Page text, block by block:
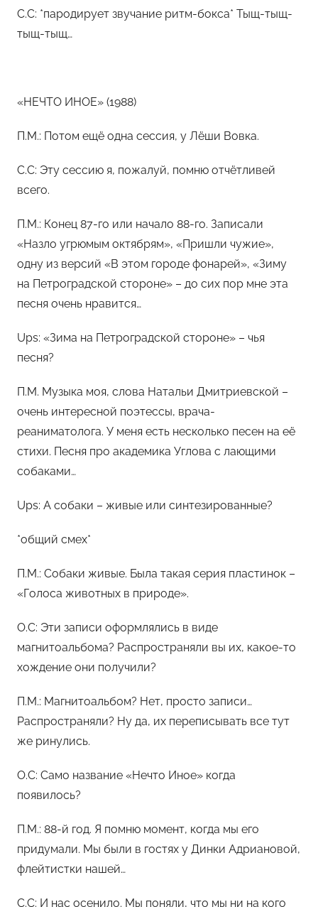
С.С: *пародирует звучание ритм-бокса* Тыщ-тыщ-
тыщ-тыщ…
«НЕЧТО ИНОЕ» (1988)
П.М.: Потом ещё одна сессия, у Лёши Вовка.
С.С: Эту сессию я, пожалуй, помню отчётливей
всего.
П.М.: Конец 87-го или начало 88-го. Записали
«Назло угрюмым октябрям», «Пришли чужие»,
одну из версий «В этом городе фонарей», «Зиму
на Петроградской стороне» – до сих пор мне эта
песня очень нравится…
Ups: «Зима на Петроградской стороне» – чья
песня?
П.М. Музыка моя, слова Натальи Дмитриевской –
очень интересной поэтессы, врача-
реаниматолога. У меня есть несколько песен на её
стихи. Песня про академика Углова с лающими
собаками…
Ups: А собаки – живые или синтезированные?
*общий смех*
П.М.: Собаки живые. Была такая серия пластинок –
«Голоса животных в природе».
О.С: Эти записи оформлялись в виде
магнитоальбома? Распространяли вы их, какое-то
хождение они получили?
П.М.: Магнитоальбом? Нет, просто записи…
Распространяли? Ну да, их переписывать все тут
же ринулись.
О.С: Само название «Нечто Иное» когда
появилось?
П.М.: 88-й год. Я помню момент, когда мы его
придумали. Мы были в гостях у Динки Адриановой,
флейтистки нашей…
С.С: И нас осенило. Мы поняли, что мы ни на кого